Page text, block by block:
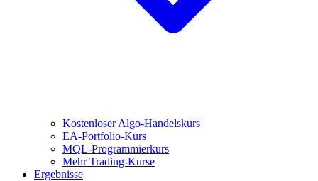
Kostenloser Algo-Handelskurs
EA-Portfolio-Kurs
MQL-Programmierkurs
Mehr Trading-Kurse
Ergebnisse